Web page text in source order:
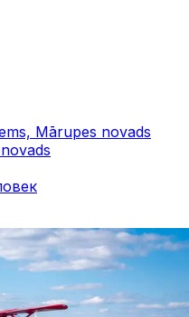
Mārupes novads